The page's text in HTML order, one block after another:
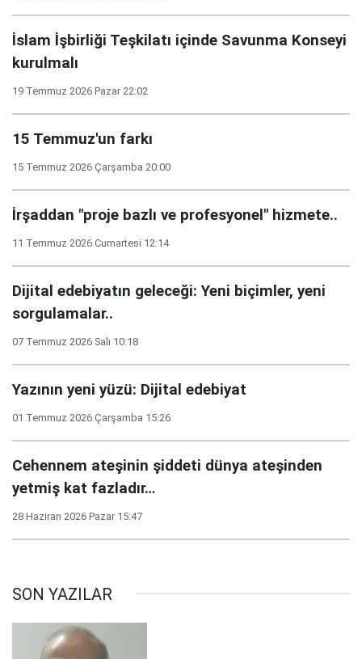
İslam İşbirliği Teşkilatı içinde Savunma Konseyi
kurulmalı
19 Temmuz 2026 Pazar 22:02
15 Temmuz'un farkı
15 Temmuz 2026 Çarşamba 20:00
İrşaddan "proje bazlı ve profesyonel" hizmete..
11 Temmuz 2026 Cumartesi 12:14
Dijital edebiyatın geleceği: Yeni biçimler, yeni
sorgulamalar..
07 Temmuz 2026 Salı 10:18
Yazının yeni yüzü: Dijital edebiyat
01 Temmuz 2026 Çarşamba 15:26
Cehennem ateşinin şiddeti dünya ateşinden
yetmiş kat fazladır…
28 Haziran 2026 Pazar 15:47
SON YAZILAR